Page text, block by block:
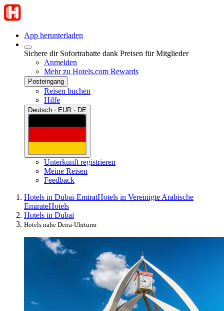
App herunterladen
Sichere dir Sofortrabatte dank Preisen für Mitglieder
Anmelden
Mehr zu Hotels.com Rewards
Posteingang
Reisen buchen
Hilfe
Deutsch · EUR · DE
Unterkunft registrieren
Meine Reisen
Feedback
Hotels in Dubai-EmiratHotels in Vereinigte Arabische
EmirateHotels
Hotels in Dubai
Hotels nahe Deira-Uhrturm